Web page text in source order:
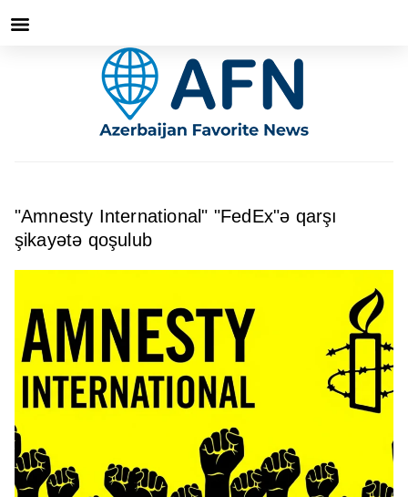
"Amnesty International" "FedEx"ə qarşı
şikayətə qoşulub